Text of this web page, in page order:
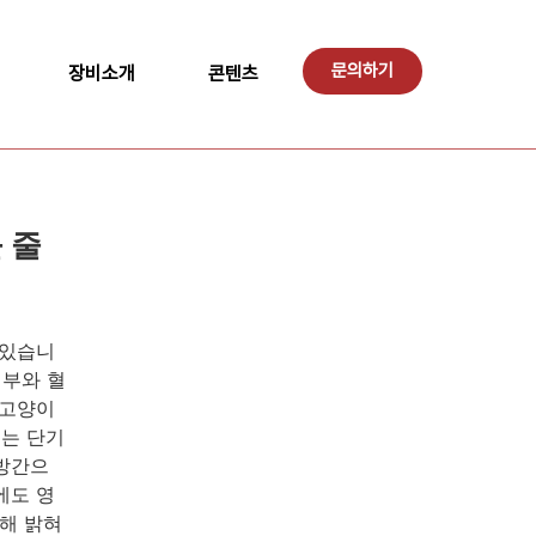
장비소개 콘텐츠 문의하기
줄
습니
와 혈
양이
단기
간으
도 영
밝혀